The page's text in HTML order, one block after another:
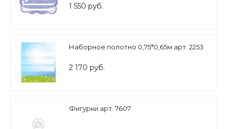
настенная арт. ПОД1781
1 550 руб.
Наборное полотно 0,75*0,65м арт. 2253
2 170 руб.
Фигурки арт. 7607